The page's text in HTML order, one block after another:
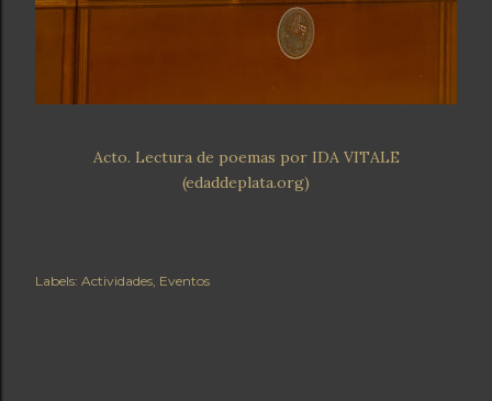
Acto. Lectura de poemas por IDA VITALE
(edaddeplata.org)
Labels: Actividades Eventos